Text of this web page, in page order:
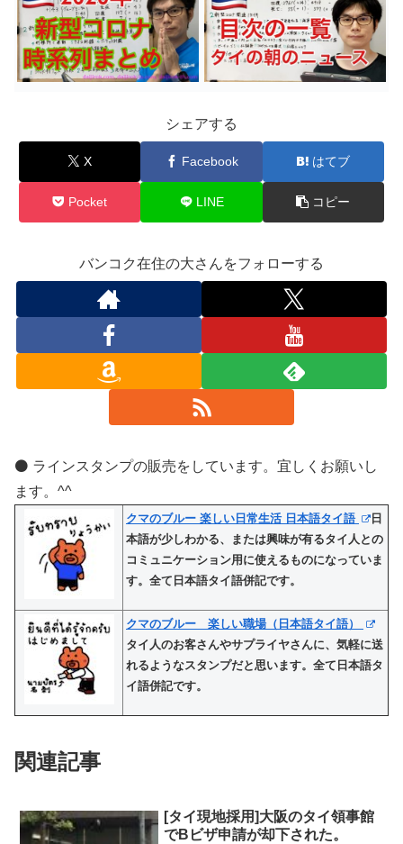
シェアする
X Facebook はてブ
Pocket LINE コピー
バンコク在住の大さんをフォローする
⚫️ ラインスタンプの販売をしています。宜しくお願いし
ます。^^
クマのブルー 楽しい日常生活 日本語タイ語
日
本語が少しわかる、または興味が有るタイ人との
コミュニケーション用に使えるものになっていま
す。全て日本語タイ語併記です。
クマのブルー 楽しい職場（日本語タイ語）
タイ人のお客さんやサプライヤさんに、気軽に送
れるようなスタンプだと思います。全て日本語タ
イ語併記です。
関連記事
[タイ現地採用]大阪のタイ領事館
でBビザ申請が却下された。